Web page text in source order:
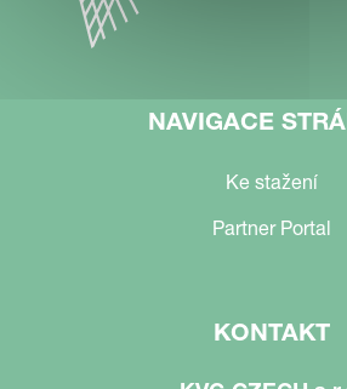
NAVIGACE
Ke stažení
Partner Portal
KONTAKT